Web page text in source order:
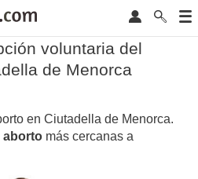
voluntaria del
de Menorca
en Ciutadella de Menorca.
aborto más cercanas a